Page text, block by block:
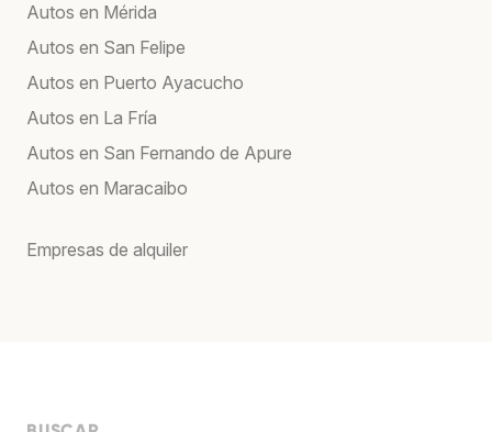
Autos en Mérida
Autos en San Felipe
Autos en Puerto Ayacucho
Autos en La Fría
Autos en San Fernando de Apure
Autos en Maracaibo
Empresas de alquiler